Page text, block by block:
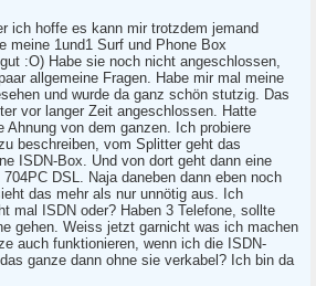
ich hoffe es kann mir trotzdem jemand
meine 1und1 Surf und Phone Box
:O) Habe sie noch nicht angeschlossen,
allgemeine Fragen. Habe mir mal meine
und wurde da ganz schön stutzig. Das
vor langer Zeit angeschlossen. Hatte
Ahnung von dem ganzen. Ich probiere
beschreiben, vom Splitter geht das
ISDN-Box. Und von dort geht dann eine
DSL. Naja daneben dann eben noch
das mehr als nur unnötig aus. Ich
mal ISDN oder? Haben 3 Telefone, sollte
gehen. Weiss jetzt garnicht was ich machen
auch funktionieren, wenn ich die ISDN-
ganze dann ohne sie verkabel? Ich bin da